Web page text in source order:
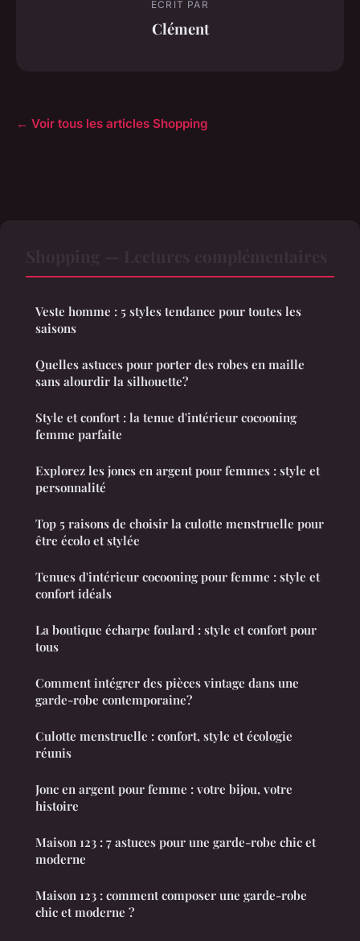
ECRIT PAR
Clément
← Voir tous les articles Shopping
Veste homme : 5 styles tendance pour toutes les
saisons
Quelles astuces pour porter des robes en maille
sans alourdir la silhouette?
Style et confort : la tenue d'intérieur cocooning
femme parfaite
Explorez les joncs en argent pour femmes : style et
personnalité
Top 5 raisons de choisir la culotte menstruelle pour
être écolo et stylée
Tenues d'intérieur cocooning pour femme : style et
confort idéals
La boutique écharpe foulard : style et confort pour
tous
Comment intégrer des pièces vintage dans une
garde-robe contemporaine?
Culotte menstruelle : confort, style et écologie
réunis
Jonc en argent pour femme : votre bijou, votre
histoire
Maison 123 : 7 astuces pour une garde-robe chic et
moderne
Maison 123 : comment composer une garde-robe
chic et moderne ?